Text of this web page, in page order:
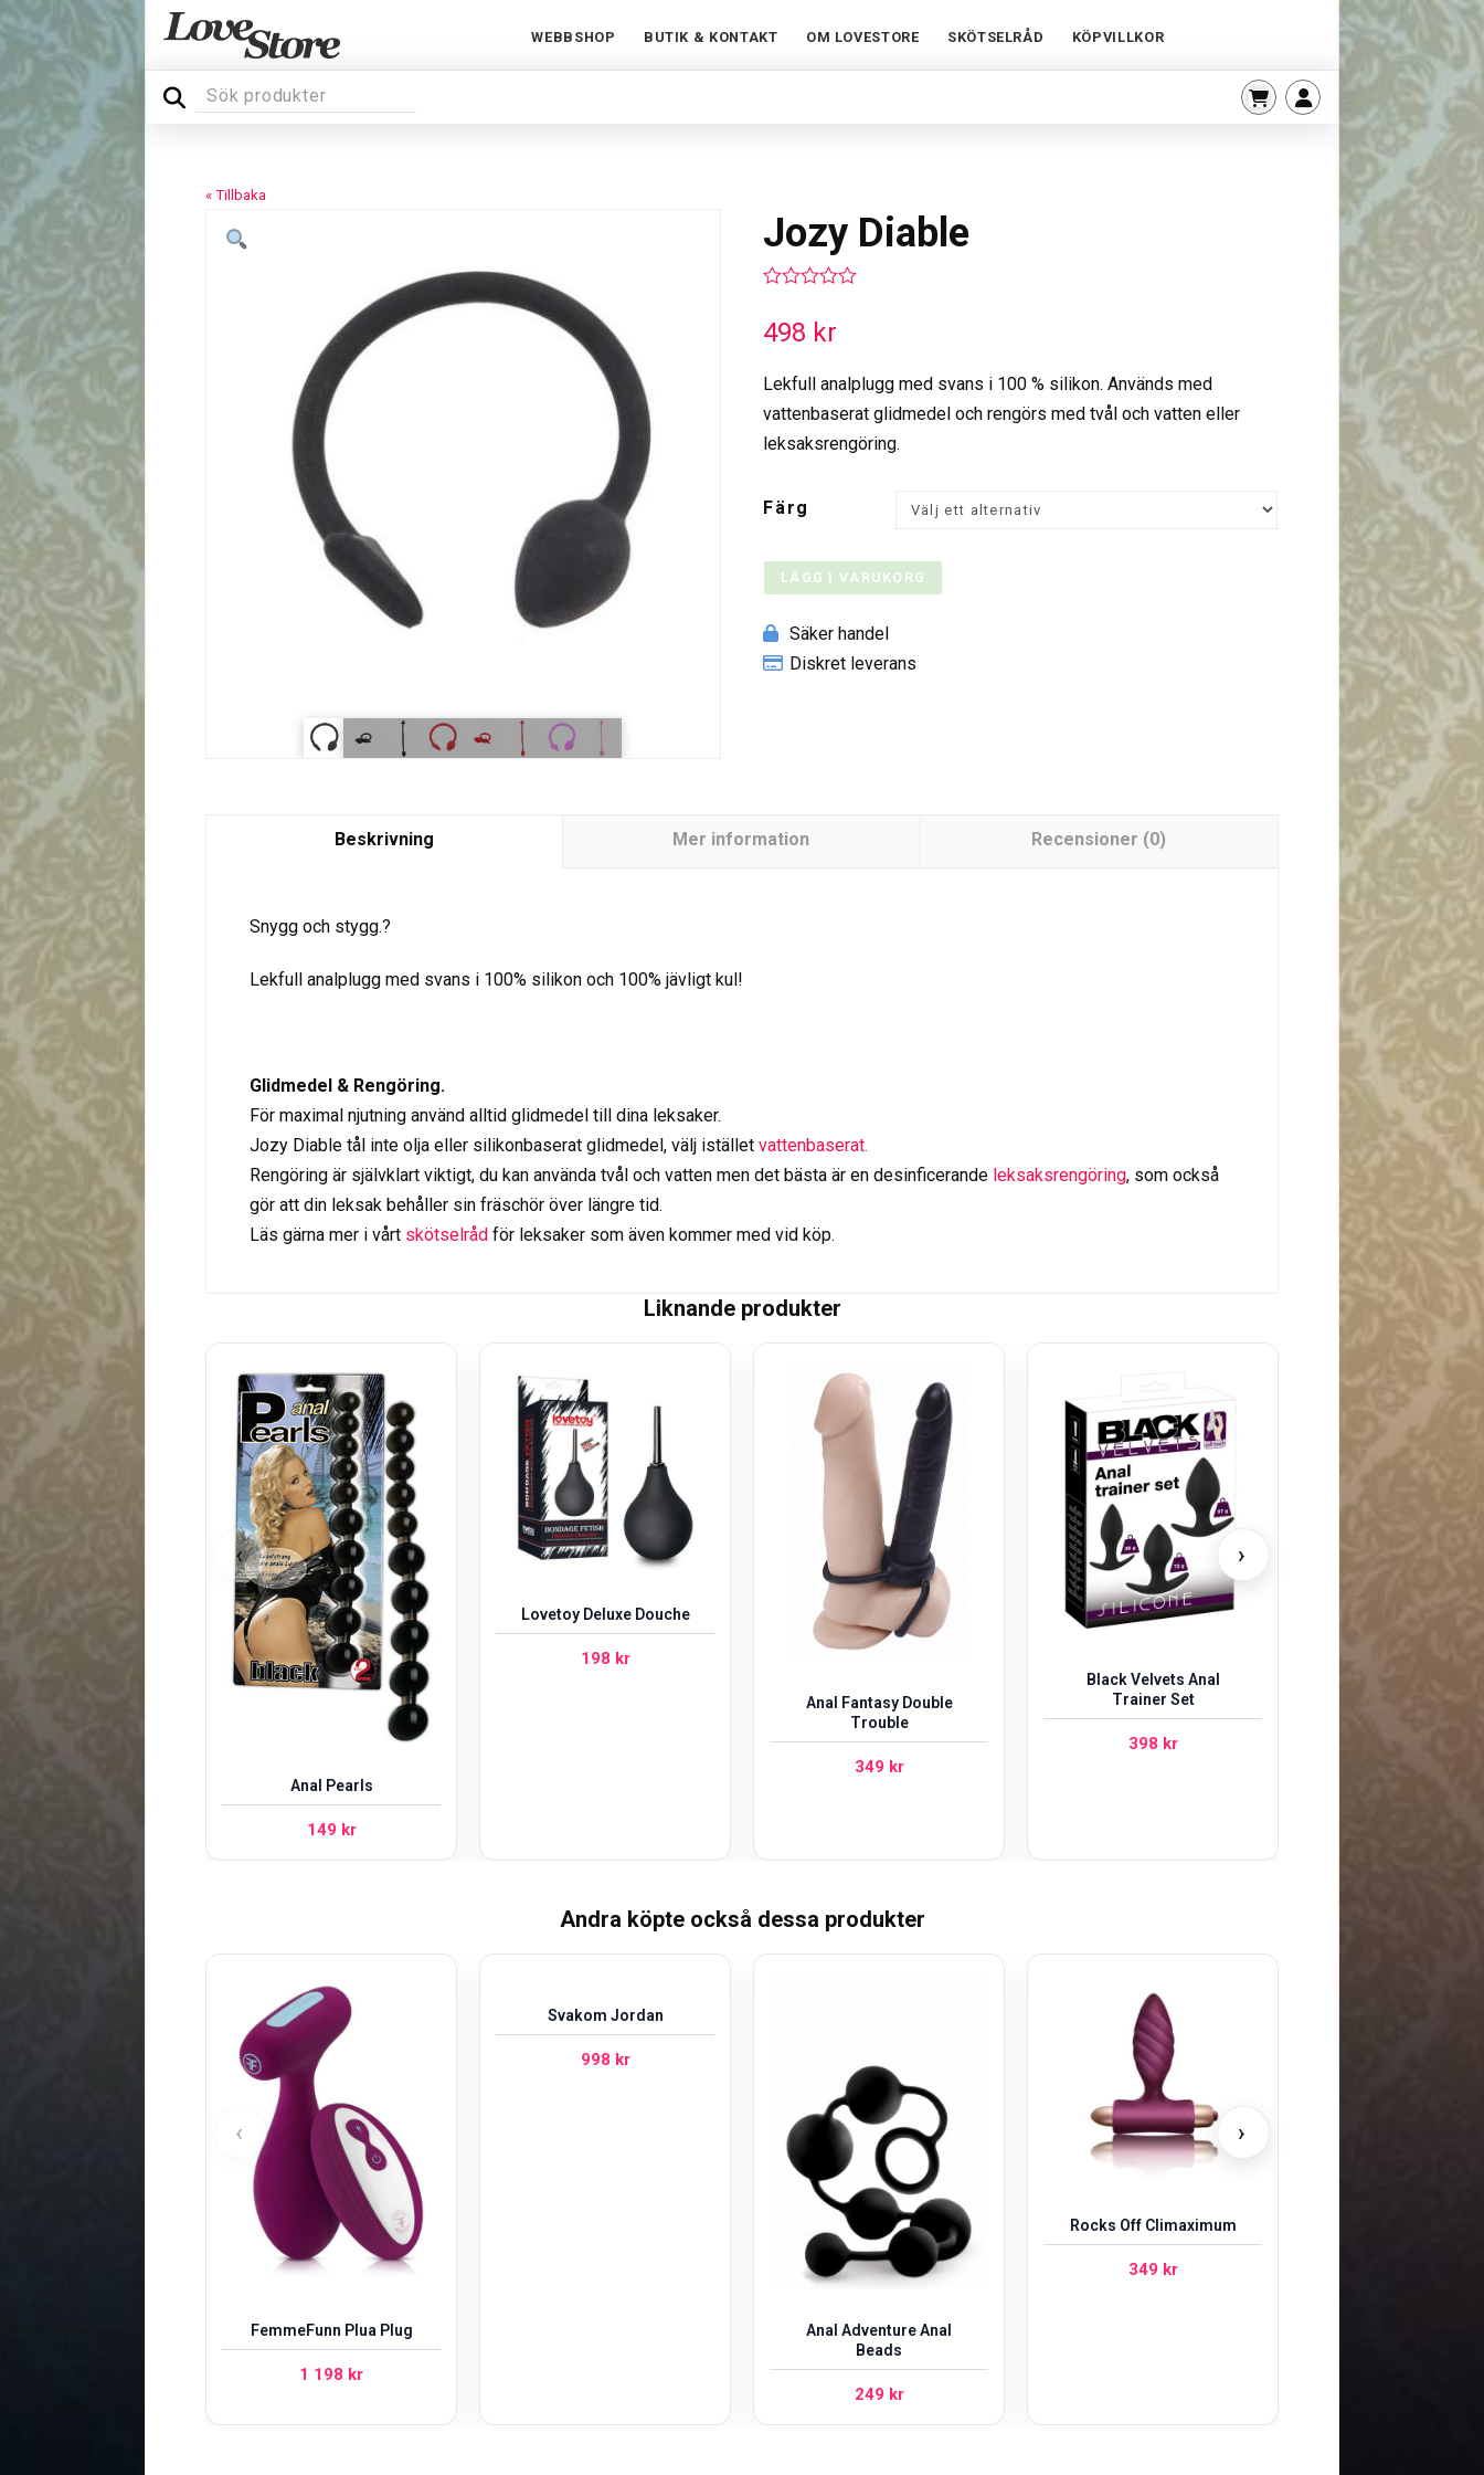
WEBBSHOP BUTIK & KONTAKT OM LOVESTORE SKÖTSELRÅD KÖPVILLKOR
« Tillbaka
Jozy Diable
out
of
498 kr
Lekfull analplugg med svans i 100 % silikon. Används med
vattenbaserat glidmedel och rengörs med tvål och vatten eller
leksaksrengöring.
Färg
LÄGG I VARUKORG
Säker handel
Diskret leverans
Beskrivning Mer information Recensioner (0)
Snygg och stygg.?
Lekfull analplugg med svans i 100% silikon och 100% jävligt kul!
Glidmedel & Rengöring.
För maximal njutning använd alltid glidmedel till dina leksaker.
Jozy Diable tål inte olja eller silikonbaserat glidmedel, välj istället vattenbaserat.
Rengöring är självklart viktigt, du kan använda tvål och vatten men det bästa är en desinficerande leksaksrengöring, som också
gör att din leksak behåller sin fräschör över längre tid.
Läs gärna mer i vårt skötselrådför leksaker som även kommer med vid köp.
Liknande produkter
‹
Anal Pearls
149 kr
Lovetoy Deluxe Douche
198 kr
Anal Fantasy Double
Trouble
349 kr
Black Velvets Anal
Trainer Set
398 kr
Dr Skin 8,5 Inch
249
›
Andra köpte också dessa produkter
‹
FemmeFunn Plua Plug
1 198 kr
Svakom Jordan
998 kr
Anal Adventure Anal
Beads
249 kr
Rocks Off Climaximum
349 kr
›